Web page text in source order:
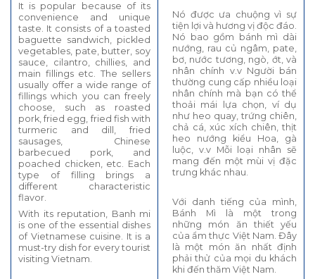
It is popular because of its
convenience and unique
taste. It consists of a toasted
baguette sandwich, pickled
vegetables, pate, butter, soy
sauce, cilantro, chillies, and
main fillings etc. The sellers
usually offer a wide range of
fillings which you can freely
choose, such as roasted
pork, fried egg, fried fish with
turmeric and dill, fried
sausages, Chinese
barbecued pork, and
poached chicken, etc. Each
type of filling brings a
different characteristic
flavor.
With its reputation, Banh mi
is one of the essential dishes
of Vietnamese cuisine. It is a
must-try dish for every tourist
visiting Vietnam.
Nó được ưa chuộng vì sự
tiện lợi và hương vị độc đáo.
Nó bao gồm bánh mì dài
nướng, rau củ ngâm, pate,
bơ, nước tương, ngò, ớt, và
nhân chính v.v Người bán
thường cung cấp nhiều loại
nhân chính mà bạn có thể
thoải mái lựa chọn, ví dụ
như heo quay, trứng chiên,
chả cá, xúc xích chiên, thịt
heo nướng kiểu Hoa, gà
luộc, v.v Mỗi loại nhân sẽ
mang đến một mùi vị đặc
trưng khác nhau.
Với danh tiếng của mình,
Bánh Mì là một trong
những món ăn thiết yếu
của ẩm thực Việt Nam. Đây
là một món ăn nhất định
phải thử của mọi du khách
khi đến thăm Việt Nam.